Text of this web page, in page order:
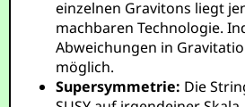
einzelnen Gravitons liegt
machbaren Technologie.
Abweichungen in
möglich.
Supersymmetrie: Die